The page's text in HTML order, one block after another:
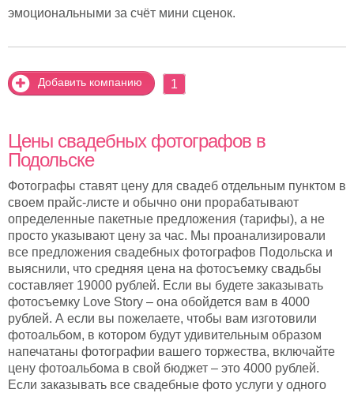
эмоциональными за счёт мини сценок.
Добавить компанию 1
Цены свадебных фотографов в
Подольске
Фотографы ставят цену для свадеб отдельным пунктом в
своем прайс-листе и обычно они прорабатывают
определенные пакетные предложения (тарифы), а не
просто указывают цену за час. Мы проанализировали
все предложения свадебных фотографов Подольска и
выяснили, что средняя цена на фотосъемку свадьбы
составляет 19000 рублей. Если вы будете заказывать
фотосъемку Love Story – она обойдется вам в 4000
рублей. А если вы пожелаете, чтобы вам изготовили
фотоальбом, в котором будут удивительным образом
напечатаны фотографии вашего торжества, включайте
цену фотоальбома в свой бюджет – это 4000 рублей.
Если заказывать все свадебные фото услуги у одного